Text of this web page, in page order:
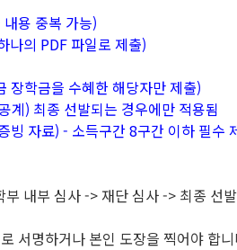
용 중복 가능)
나의 PDF 파일로 제출)
장학금을 수혜한 해당자만 제출)
계) 최종 선발되는 경우에만 적용됨
빙 자료) - 소득구간 8구간 이하 필수
내부 심사 -> 재단 심사 -> 최종 선
서명하거나 본인 도장을 찍어야 합